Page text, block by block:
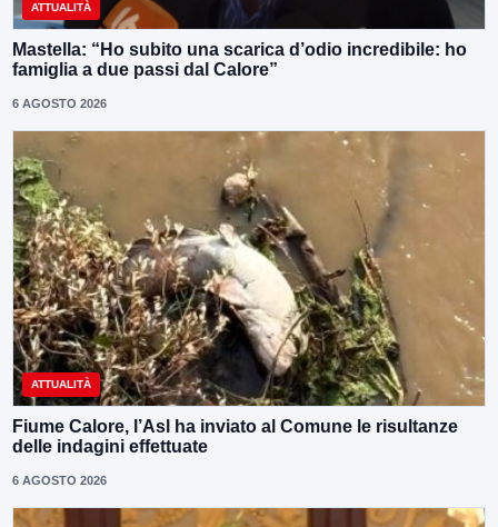
ATTUALITÀ
Mastella: “Ho subito una scarica d’odio incredibile: ho
famiglia a due passi dal Calore”
6 AGOSTO 2026
ATTUALITÀ
Fiume Calore, l’Asl ha inviato al Comune le risultanze
delle indagini effettuate
6 AGOSTO 2026